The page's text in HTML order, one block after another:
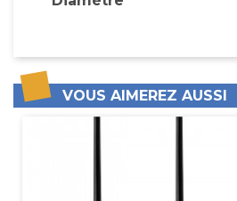
VOUS AIMEREZ AUSSI